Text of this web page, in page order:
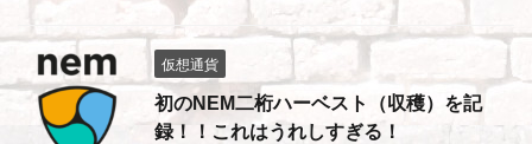
仮想通貨
初のNEM二桁ハーベスト（収穫）を記
録！！これはうれしすぎる！